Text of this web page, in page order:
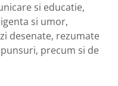
si educatie,
si umor,
desenate, rezumate
precum si de